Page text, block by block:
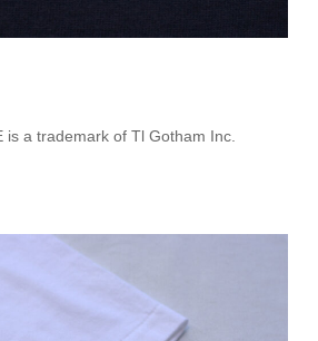
a trademark of Tl Gotham Inc.